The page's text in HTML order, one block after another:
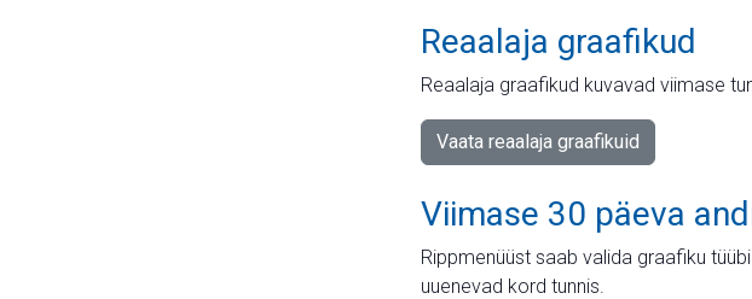
Reaalaja graafikud
Reaalaja graafikud kuvavad viimase
Vaata reaalaja graafikuid
Viimase 30 päeva
Rippmenüüst saab valida graafiku
uuenevad kord tunnis.